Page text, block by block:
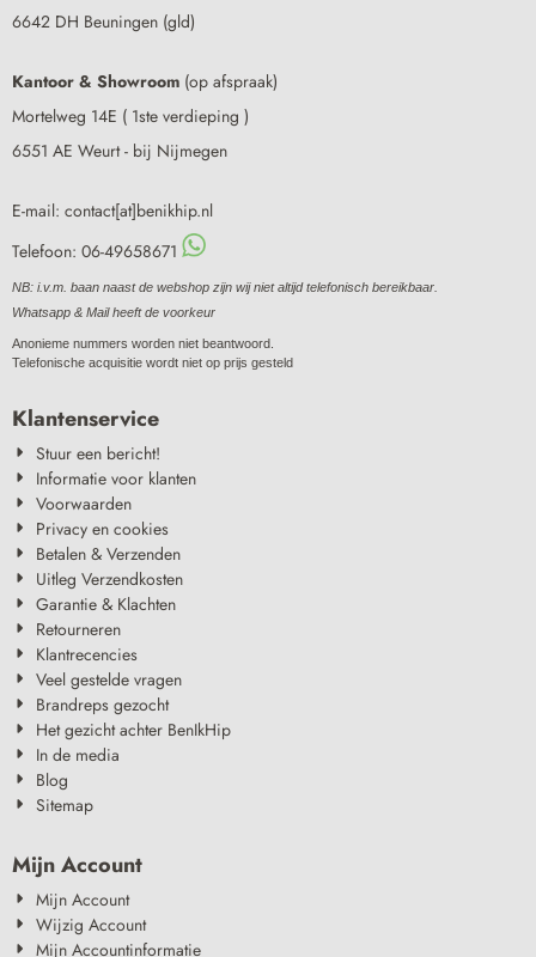
6642 DH Beuningen (gld)
Kantoor & Showroom (op afspraak)
Mortelweg 14E ( 1ste verdieping )
6551 AE Weurt - bij Nijmegen
E-mail: contact[at]benikhip.nl
Telefoon: 06-49658671
NB: i.v.m. baan naast de webshop zijn wij niet altijd telefonisch bereikbaar.
Whatsapp & Mail heeft de voorkeur
Anonieme nummers worden niet beantwoord.
Telefonische acquisitie wordt niet op prijs gesteld
Klantenservice
Stuur een bericht!
Informatie voor klanten
Voorwaarden
Privacy en cookies
Betalen & Verzenden
Uitleg Verzendkosten
Garantie & Klachten
Retourneren
Klantrecencies
Veel gestelde vragen
Brandreps gezocht
Het gezicht achter BenIkHip
In de media
Blog
Sitemap
Mijn Account
Mijn Account
Wijzig Account
Mijn Accountinformatie